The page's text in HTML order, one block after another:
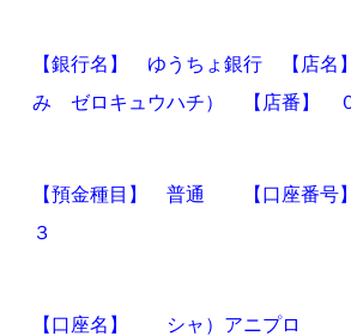
【銀行名】 ゆうちょ銀行
【店
み ゼロキュウハチ）
【店番】
【預金種目】 普通 【口座番
３
【口座名】 シャ）アニプロ